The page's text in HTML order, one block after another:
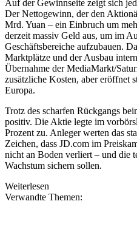
Auf der Gewinnseite zeigt sich
Der Nettogewinn, der den
Mrd. Yuan – ein Einbruch um
derzeit massiv Geld aus, um im
Geschäftsbereiche aufzubauen.
Marktplätze und der Ausbau
Übernahme der MediaMarkt/
zusätzliche Kosten, aber eröffnet
Europa.
Trotz des scharfen Rückgangs
positiv. Die Aktie legte im
Prozent zu. Anleger werten das
Zeichen, dass JD.com im
nicht an Boden verliert – und die
Wachstum sichern sollen.
Weiterlesen
Verwandte Themen: